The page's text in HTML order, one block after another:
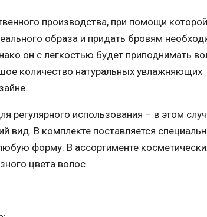
производства, при помощи которой
образа и придать бровям
он с легкостью будет приподнимать
количество натуральных увлажняющих
регулярного использования – в этом
В комплекте поставляется
форму. В ассортименте
цвета волос.